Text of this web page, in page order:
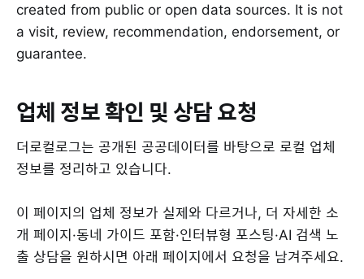
created from public or open data sources. It is not
a visit, review, recommendation, endorsement, or
guarantee.
업체 정보 확인 및 상담 요청
더로컬로그는 공개된 공공데이터를 바탕으로 로컬 업체
정보를 정리하고 있습니다.
이 페이지의 업체 정보가 실제와 다르거나, 더 자세한 소
개 페이지·동네 가이드 포함·인터뷰형 포스팅·AI 검색 노
출 상담을 원하시면 아래 페이지에서 요청을 남겨주세요.